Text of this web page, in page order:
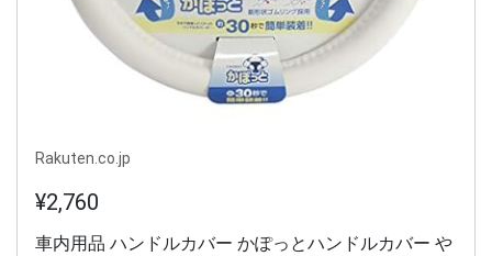
Rakuten.co.jp
¥2,760
車内用品 ハンドルカバー かぽっとハンドルカバー や